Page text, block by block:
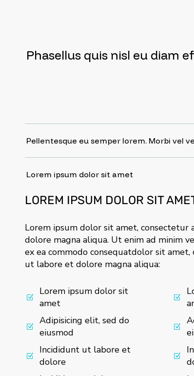
Phasellus quis nisl eu diam
Pellentesque eu semper lorem. Morbi vel
Lorem ipsum dolor sit amet
LOREM IPSUM DOLOR SIT
Lorem ipsum dolor sit amet,
dolore magna aliqua. Ut enim ad minim
ex ea commodo consequatdolor sit
ut labore et dolore magna aliqua:
Lorem ipsum dolor sit
amet
Adipisicing elit, sed do
eiusmod
Incididunt ut labore et
dolore